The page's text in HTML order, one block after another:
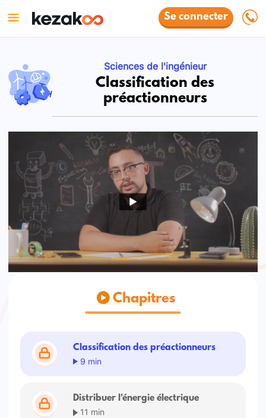
Se connecter
Sciences de l'ingénieur
Classification des
préactionneurs
Chapitres
Classification des préactionneurs
9 min
Distribuer l'énergie électrique
11 min